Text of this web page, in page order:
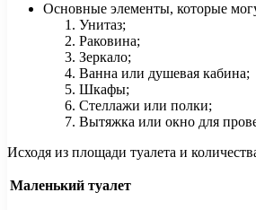
Основные элементы, которые
Унитаз;
Раковина;
Зеркало;
Ванна или душевая кабина;
Шкафы;
Стеллажи или полки;
Вытяжка или окно для
Исходя из площади туалета и
Маленький туалет